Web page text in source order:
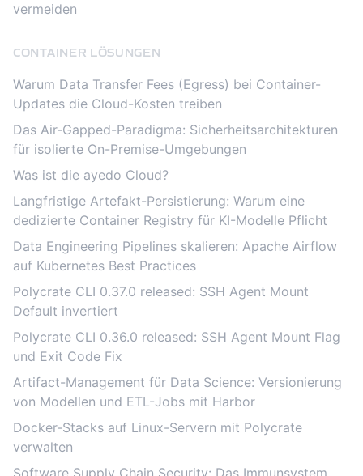
vermeiden
CONTAINER LÖSUNGEN
Warum Data Transfer Fees (Egress) bei Container-
Updates die Cloud-Kosten treiben
Das Air-Gapped-Paradigma: Sicherheitsarchitekturen
für isolierte On-Premise-Umgebungen
Was ist die ayedo Cloud?
Langfristige Artefakt-Persistierung: Warum eine
dedizierte Container Registry für KI-Modelle Pflicht
Data Engineering Pipelines skalieren: Apache Airflow
auf Kubernetes Best Practices
Polycrate CLI 0.37.0 released: SSH Agent Mount
Default invertiert
Polycrate CLI 0.36.0 released: SSH Agent Mount Flag
und Exit Code Fix
Artifact-Management für Data Science: Versionierung
von Modellen und ETL-Jobs mit Harbor
Docker-Stacks auf Linux-Servern mit Polycrate
verwalten
Software Supply Chain Security: Das Immunsystem